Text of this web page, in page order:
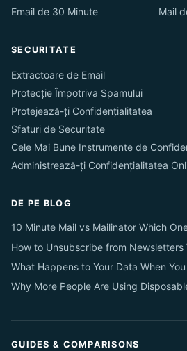
Email de 30 Minute
Mail
SECURITATE
Extractoare de Email
Protecție Împotriva Spamului
Protejează-ți Confidențialitatea
Sfaturi de Securitate
Cele Mai Bune Instrumente de
Administrează-ți Confidențialitatea
DE PE BLOG
10 Minute Mail vs Mailinator Which
How to Unsubscribe from
What Happens to Your Data When
Why More People Are Using
GUIDES & COMPARISONS